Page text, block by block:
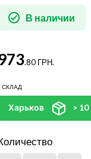
В наличии
.80 ГРН.
СКЛАД
Харьков > 10